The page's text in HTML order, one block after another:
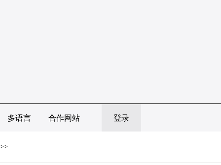
多语言 合作网站 登录
>>